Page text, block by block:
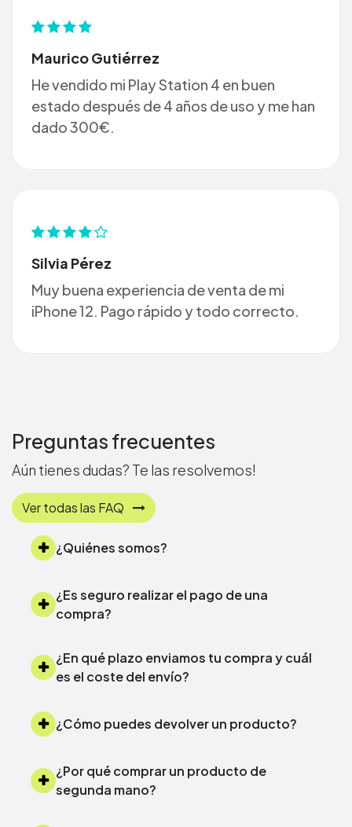
Maurico Gutiérrez
He vendido mi Play Station 4 en buen
estado después de 4 años de uso y me han
dado 300€.
Silvia Pérez
Muy buena experiencia de venta de mi
iPhone 12. Pago rápido y todo correcto.
Preguntas frecuentes
Aún tienes dudas? Te las resolvemos!
Ver todas las FAQ
¿Quiénes somos?
¿Es seguro realizar el pago de una
compra?
¿En qué plazo enviamos tu compra y cuál
es el coste del envío?
¿Cómo puedes devolver un producto?
¿Por qué comprar un producto de
segunda mano?